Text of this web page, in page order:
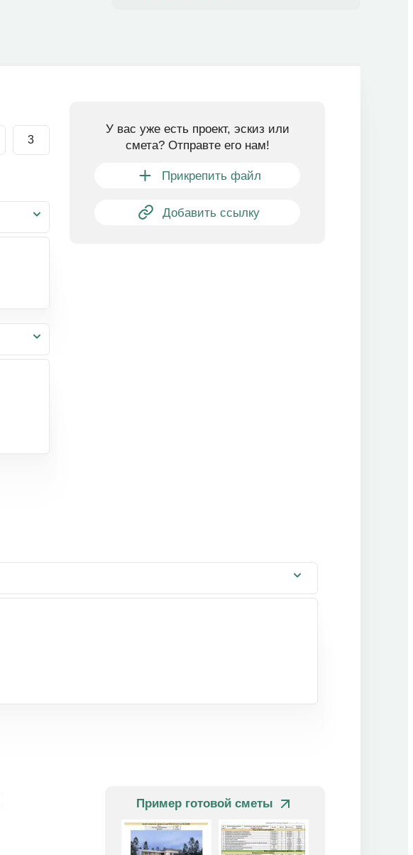
3
У вас уже есть проект, эскиз или
смета? Отправте его нам!
Прикрепить файл
Добавить ссылку
Пример готовой сметы